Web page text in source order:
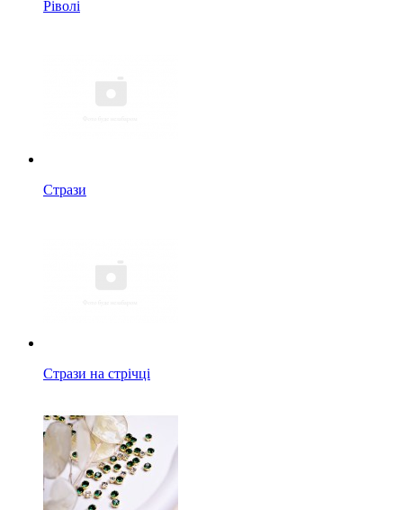
Ріволі
Стрази
Стрази на стрічці